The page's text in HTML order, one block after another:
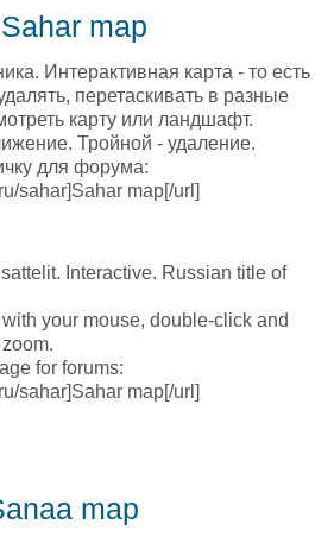
map
Интерактивная карта - то есть
перетаскивать в разные
карту или ландшафт.
Тройной - удаление.
для форума:
sahar]Sahar map[/url]
Interactive. Russian title of
your mouse, double-click and
for forums:
sahar]Sahar map[/url]
map